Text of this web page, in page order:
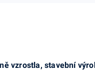
vzrostla, stavební